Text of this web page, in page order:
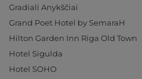
Gradiali Anykščiai
Grand Poet Hotel by SemaraH
Hilton Garden Inn Riga Old Town
Hotel Sigulda
Hotel SOHO